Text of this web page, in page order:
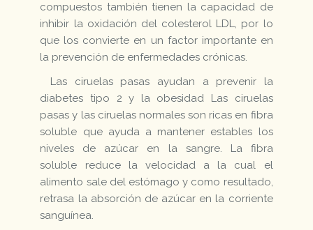
compuestos también tienen la capacidad de
inhibir la oxidación del colesterol LDL, por lo
que los convierte en un factor importante en
la prevención de enfermedades crónicas.
Las ciruelas pasas ayudan a prevenir la
diabetes tipo 2 y la obesidad Las ciruelas
pasas y las ciruelas normales son ricas en fibra
soluble que ayuda a mantener estables los
niveles de azúcar en la sangre. La fibra
soluble reduce la velocidad a la cual el
alimento sale del estómago y como resultado,
retrasa la absorción de azúcar en la corriente
sanguínea.